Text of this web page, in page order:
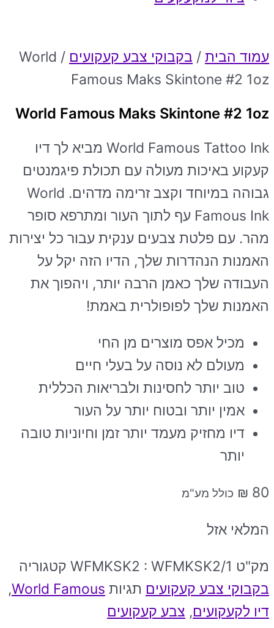
עמוד הבית / בקבוקי צבע קעקועים
/ World
Famous Maks Skintone #2 1oz
World Famous Maks Skintone #2 1oz
World Famous Tattoo Ink מביא לך דיו
קעקוע באיכות מעולה עם תכולת פיגמנטים
גבוהה במיוחד וקצב זרימה מדהים. World
Famous Ink עף לתוך העור ומתרפא סופר
מהר. עם פלטת צבעים ענקית עבור כל יצירות
האמנות הנהדרות שלך, הדיו הזה יקל על
העבודה שלך כאמן הרבה יותר, ויהפוך את
האמנות שלך לפופולרית באמת!
מכיל אפס מוצרים מן החי
מעולם לא נוסה על בעלי חיים
טוב יותר לחסינות ולבריאות הכללית
אמין יותר ובטוח יותר על העור
דיו מחזיק מעמד יותר זמן וחיוניות טובה
יותר
₪ 80 כולל מע"מ
המלאי אזל
מק"ט WFMKSK2 : WFMKSK2/1 קטגוריה
בקבוקי צבע קעקועים תגיות World Famous
,
דיו לקעקועים, צבע קעקועים